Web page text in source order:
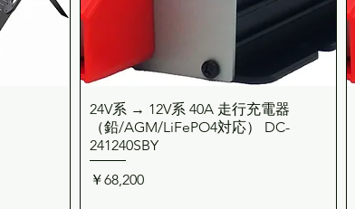
クイックビュー
24V系 → 12V系 40A 走行充電器
（鉛/AGM/LiFePO4対応） DC-
241240SBY
価格
￥68,200